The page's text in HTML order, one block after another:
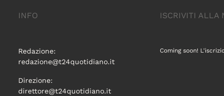
INFO
Redazione:
redazione@t24quotidiano.it
Direzione:
direttore@t24quotidiano.it
ISCRIVITI ALLA
Coming soon!